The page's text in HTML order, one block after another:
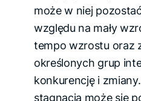
może w niej
względu na mały
tempo wzrostu oraz
określonych grup
konkurencję i
stagnacja może się